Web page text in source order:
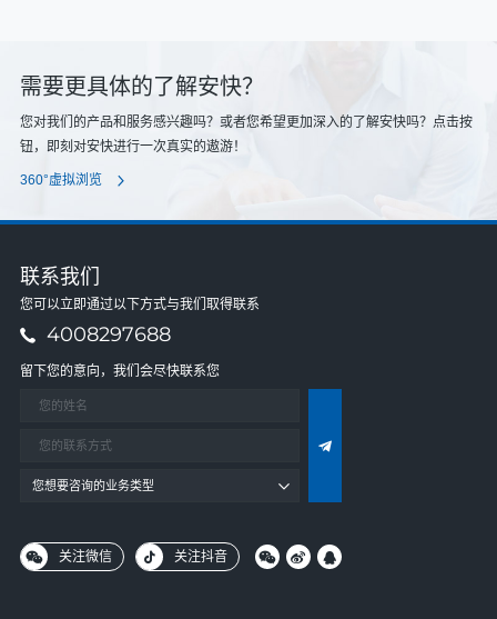
需要更具体的了解安快？
您对我们的产品和服务感兴趣吗？或者您希望更加深入的了解安快吗？点击按
钮，即刻对安快进行一次真实的遨游！
360°虚拟浏览
联系我们
您可以立即通过以下方式与我们取得联系
4008297688
留下您的意向，我们会尽快联系您
您想要咨询的业务类型
关注微信 关注抖音